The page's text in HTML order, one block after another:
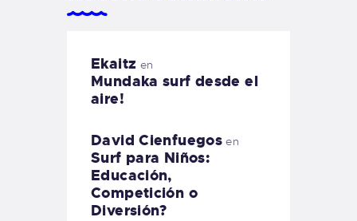
Ekaitz en
Mundaka surf desde el
aire!
David Cienfuegos en
Surf para Niños:
Educación,
Competición o
Diversión?